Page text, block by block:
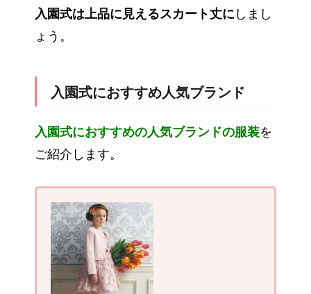
入園式は上品に見えるスカート丈に しまし
ょう。
入園式におすすめ人気ブランド
入園式におすすめの人気ブランドの服装を
ご紹介します。